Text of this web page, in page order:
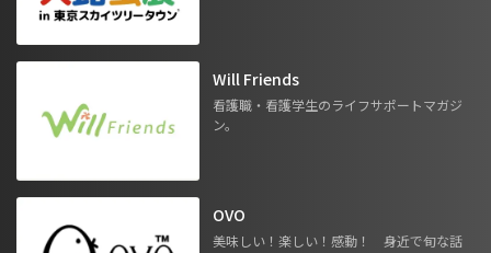
Will Friends
看護職・看護学生のライフサポートマガジ
ン。
OVO
美味しい！楽しい！感動！ 身近で旬な話